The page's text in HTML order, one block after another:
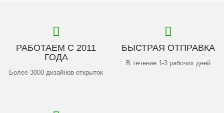
РАБОТАЕМ С 2011
ГОДА
Более 3000 дизайнов открыток
БЫСТРАЯ ОТПРАВКА
В течение 1-3 рабочих дней